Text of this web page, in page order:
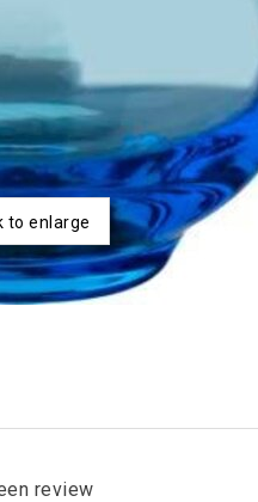
to enlarge
review